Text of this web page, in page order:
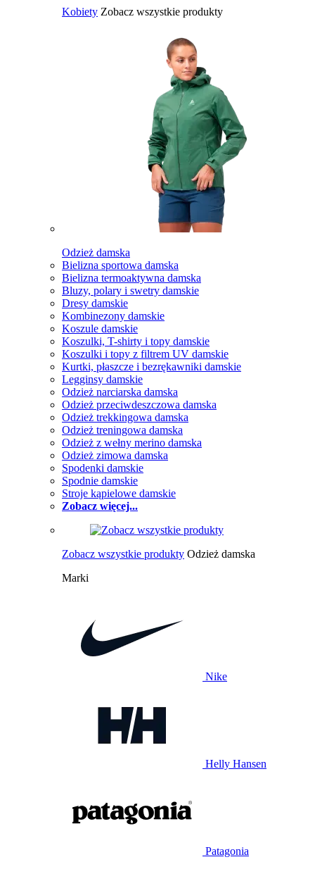
Kobiety Zobacz wszystkie produkty
Odzież damska
Bielizna sportowa damska
Bielizna termoaktywna damska
Bluzy, polary i swetry damskie
Dresy damskie
Kombinezony damskie
Koszule damskie
Koszulki, T-shirty i topy damskie
Koszulki i topy z filtrem UV damskie
Kurtki, płaszcze i bezrękawniki damskie
Legginsy damskie
Odzież narciarska damska
Odzież przeciwdeszczowa damska
Odzież trekkingowa damska
Odzież treningowa damska
Odzież z wełny merino damska
Odzież zimowa damska
Spodenki damskie
Spodnie damskie
Stroje kąpielowe damskie
Zobacz więcej...
Zobacz wszystkie produkty Odzież damska
Marki
Nike
Helly Hansen
Patagonia